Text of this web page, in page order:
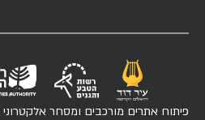
פיתוח אתרים מורכבים ומסחר אלקטרוני